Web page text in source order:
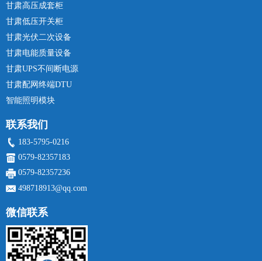
甘肃高压成套柜
甘肃低压开关柜
甘肃光伏二次设备
甘肃电能质量设备
甘肃UPS不间断电源
甘肃配网终端DTU
智能照明模块
联系我们
183-5795-0216
0579-82357183
0579-82357236
498718913@qq.com
微信联系